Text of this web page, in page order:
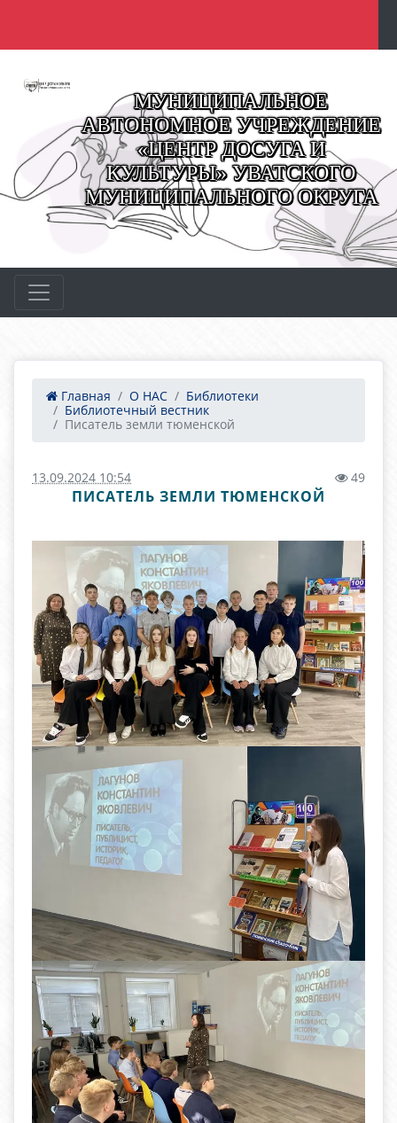
МУНИЦИПАЛЬНОЕ
АВТОНОМНОЕ УЧРЕЖДЕНИЕ
«ЦЕНТР ДОСУГА И
КУЛЬТУРЫ» УВАТСКОГО
МУНИЦИПАЛЬНОГО ОКРУГА
Главная О НАС
Библиотеки
Библиотечный вестник
Писатель земли тюменской
13.09.2024 10:54 49
ПИСАТЕЛЬ ЗЕМЛИ ТЮМЕНСКОЙ